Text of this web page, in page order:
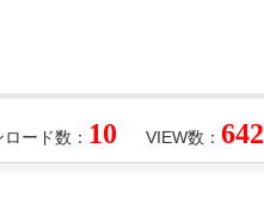
VIEW数： 642
ード数： 10